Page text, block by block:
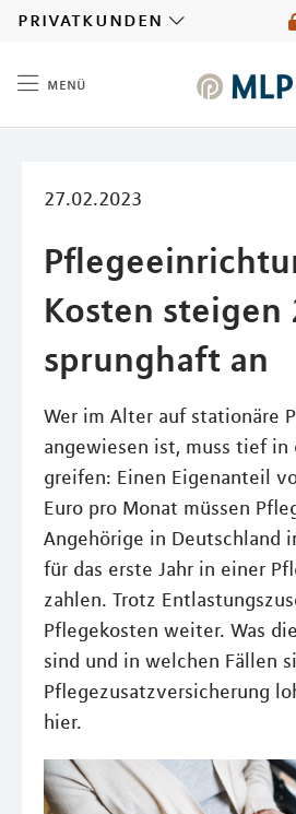
privatkunden
menü
27.02.2023
Kosten steigen
sprunghaft an
Wer im Alter auf stationäre
angewiesen ist, muss tief in
greifen: Einen Eigenanteil
Euro pro Monat müssen
Angehörige in Deutschland
für das erste Jahr in einer
zahlen. Trotz
Pflegekosten weiter. Was
sind und in welchen Fällen
Pflegezusatzversicherung
hier.